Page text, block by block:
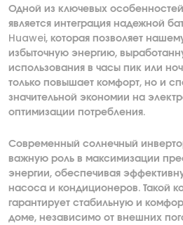
Одной из ключевых
является интеграция надежной
Huawei, которая позволяет
избыточную энергию,
использования в часы пик или
только повышает комфорт, но и
значительной экономии на
оптимизации потребления.
Современный солнечный
важную роль в максимизации
энергии, обеспечивая
насоса и кондиционеров. Такой
гарантирует стабильную и
доме, независимо от внешних